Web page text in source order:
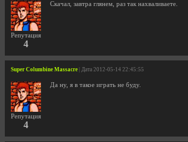
Репутация
4
Скачал, завтра глянем, раз так нахваливаете.
Super Columbine Massacre | Дата 2012-05-14 22:45:55
Репутация
4
Да ну, я в такое играть не буду.